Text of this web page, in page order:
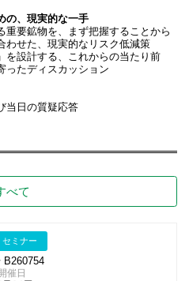
の、現実的な一手
要鉱物を、まず把握することから
せた、現実的なリスク低減策
設計する、これからの当たり前
たディスカッション
当日の質疑応答
べて
セミナー
B260754
開催日